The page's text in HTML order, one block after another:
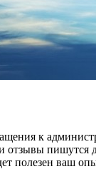
к
пишутся
полезен ваш